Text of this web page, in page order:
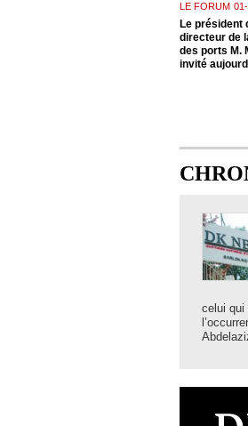
LE FORUM
Le président
directeur de
des ports M.
invité
celui qui